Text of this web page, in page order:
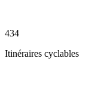
434
Itinéraires cyclables